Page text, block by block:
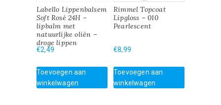
Labello Lippenbalsem
Soft Rosé 24H –
lipbalm met
natuurlijke oliën –
droge lippen
€2,49
Toevoegen aan
winkelwagen
Rimmel Topcoat
Lipgloss – 010
Pearlescent
€8,99
Toevoegen aan
winkelwagen